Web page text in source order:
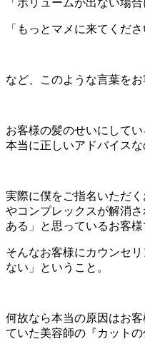
「もっとマメに来てくださ
など、このような言葉を
お客様の髪のせいにして
本当に正しいアドバイスな
実際に僕をご指名いただ
やコンプレックスが解消
ある」と思っているお客様
そんなお客様にカウンセ
ない」ということ。
何故なら本当の原因はお
ていた美容師の『カット